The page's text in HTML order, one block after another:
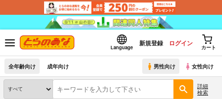
Language
新規登録 ログイン
カート
全年齢向け 成年向け 男性向け 女性向け
詳細
検索